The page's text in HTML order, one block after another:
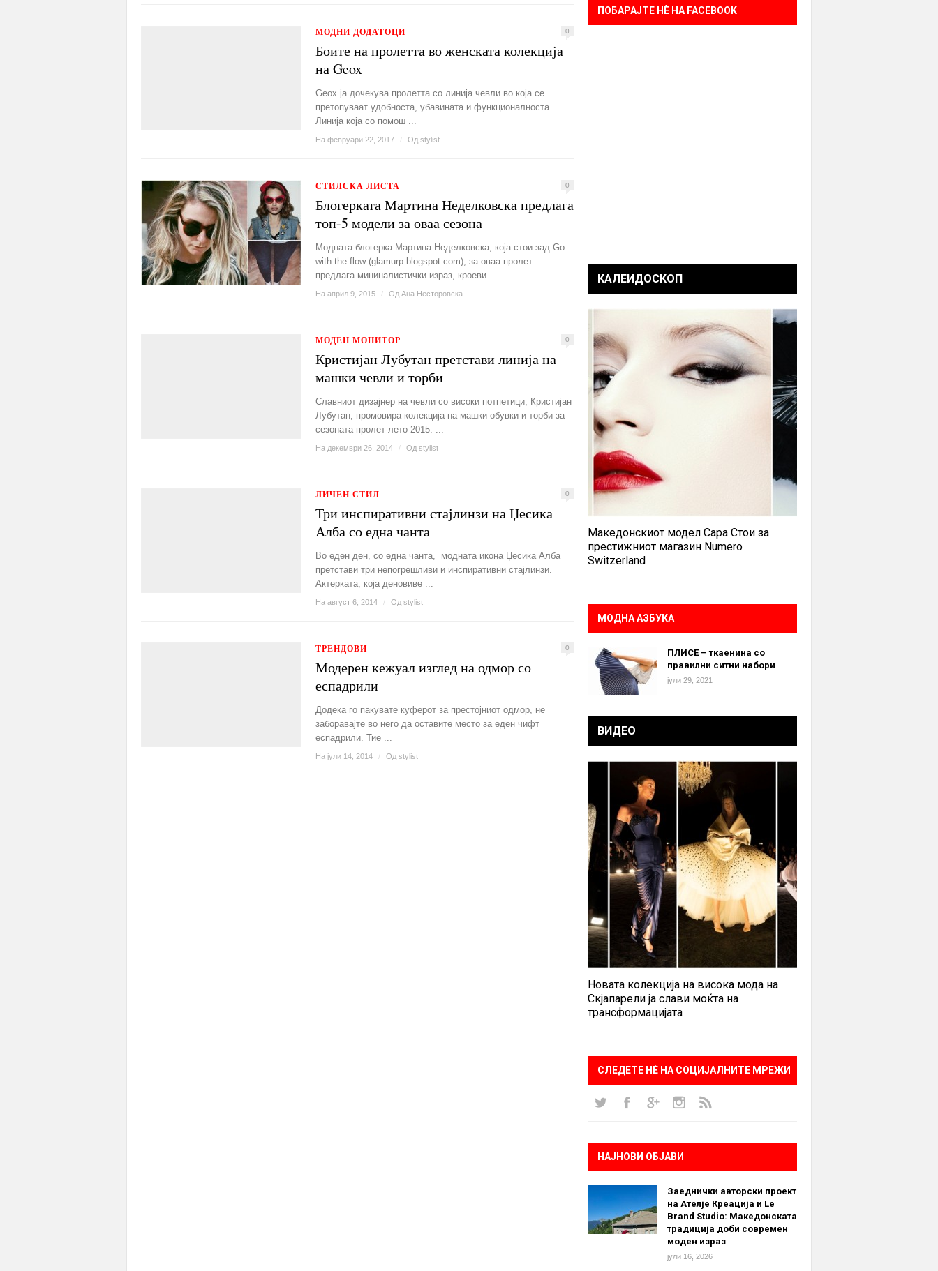
МОДНИ ДОДАТОЦИ 0
Боите на пролетта во женската колекција
на Geox
Geox ja дочекува пролетта со линија чевли во која се
претопуваат удобноста, убавината и функционалноста.
Линија која со помош ...
На февруари 22, 2017 / Од stylist
СТИЛСКА ЛИСТА 0
Блогерката Мартина Неделковска предлага
топ-5 модели за оваа сезона
Модната блогерка Мартина Неделковска, која стои зад Go
with the flow (glamurp.blogspot.com), за оваа пролет
предлага мининалистички израз, кроеви ...
На април 9, 2015 / Од Ана Несторовска
МОДЕН МОНИТОР 0
Кристијан Лубутан претстави линија на
машки чевли и торби
Славниот дизајнер на чевли со високи потпетици, Кристијан
Лубутан, промовира колекција на машки обувки и торби за
сезоната пролет-лето 2015. ...
На декември 26, 2014 / Од stylist
ЛИЧЕН СТИЛ 0
Три инспиративни стајлинзи на Џесика
Алба со една чанта
Во еден ден, со една чанта, модната икона Џесика Алба
претстави три непогрешливи и инспиративни стајлинзи.
Актерката, која деновиве ...
На август 6, 2014 / Од stylist
ТРЕНДОВИ 0
Модерен кежуал изглед на одмор со
еспадрили
Додека го пакувате куферот за престојниот одмор, не
заборавајте во него да оставите место за еден чифт
еспадрили. Тие ...
На јули 14, 2014 / Од stylist
ПОБАРАЈТЕ НÈ НА FACEBOOK
КАЛЕИДОСКОП
Македонскиот модел Сара Стои за
престижниот магазин Numero
Switzerland
МОДНА АЗБУКА
ПЛИСЕ – ткаенина со
правилни ситни набори
јули 29, 2021
ВИДЕО
Новата колекција на висока мода на
Скјапарели ја слави моќта на
трансформацијата
СЛЕДЕТЕ НÈ НА СОЦИЈАЛНИТЕ МРЕЖИ
НАЈНОВИ ОБЈАВИ
Заеднички авторски проект
на Ателје Креација и Le
Brand Studio: Македонската
традиција доби современ
моден израз
јули 16, 2026